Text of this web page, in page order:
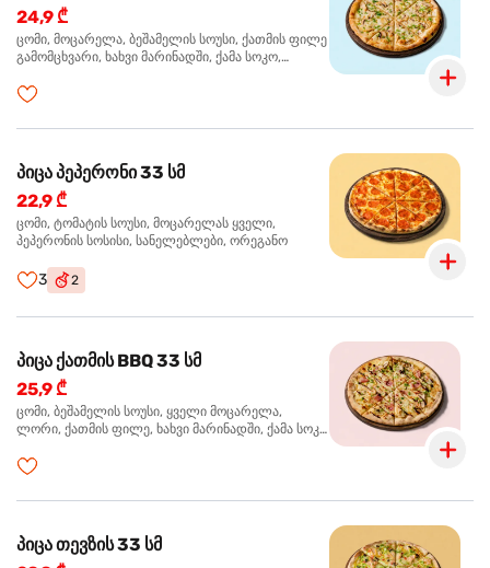
24,9 ₾
ცომი, მოცარელა, ბეშამელის სოუსი, ქათმის ფილე
გამომცხვარი, ხახვი მარინადში, ქამა სოკო,
პიცა პეპერონი 33 სმ
22,9 ₾
ცომი, ტომატის სოუსი, მოცარელას ყველი,
პეპერონის სოსისი, სანელებლები, ორეგანო
3 2
პიცა ქათმის BBQ 33 სმ
25,9 ₾
ცომი, ბეშამელის სოუსი, ყველი მოცარელა,
ლორი, ქათმის ფილე, ხახვი მარინადში, ქამა სოკო
პიცა თევზის 33 სმ